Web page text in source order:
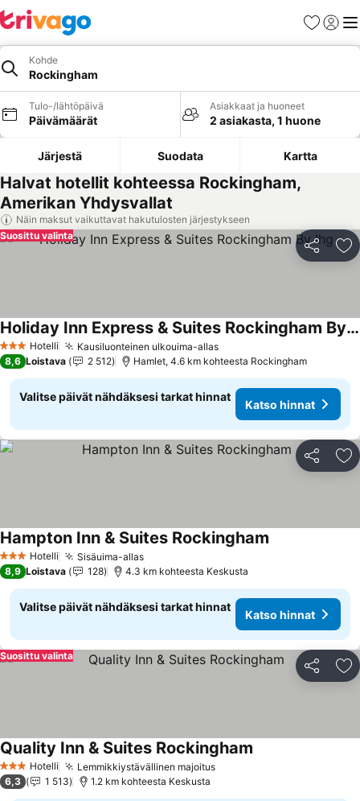
Suosikit
Kohde
Rockingham
Tulo-/lähtöpäivä
Päivämäärät
Asiakkaat ja huoneet
2 asiakasta, 1 huone
Järjestä Suodata Kartta
Halvat hotellit kohteessa Rockingham,
Amerikan Yhdysvallat
Näin maksut vaikuttavat hakutulosten järjestykseen
Jaa
Suosittu valinta
3 Tähtiluokitus
Hotelli Kausiluonteinen ulkouima-allasKatso hinnat
Holiday Inn Express & Suites Rockingham By Ihg
Katso hinnat
8,6 Loistava 2 512 Hamlet, 4.6 km kohteesta Rockingham
Valitse päivät nähdäksesi tarkat hinnat
Katso hinnat
Jaa
3 Tähtiluokitus
Hotelli Sisäuima-allasKatso hinnat
Hampton Inn & Suites Rockingham
8,9 Loistava 128 4.3 km kohteesta Keskusta
Valitse päivät nähdäksesi tarkat hinnat
Katso hinnat
Jaa
Suosittu valinta
3 Tähtiluokitus
Hotelli Lemmikkiystävällinen majoitusKatso hinnat
Quality Inn & Suites Rockingham
6,3 1 513 1.2 km kohteesta Keskusta